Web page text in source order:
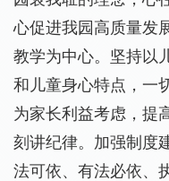
心促进我园高质量发
教学为中心。坚持以
和儿童身心特点，一
为家长利益考虑，提
刻讲纪律。加强制度
法可依、有法必依、